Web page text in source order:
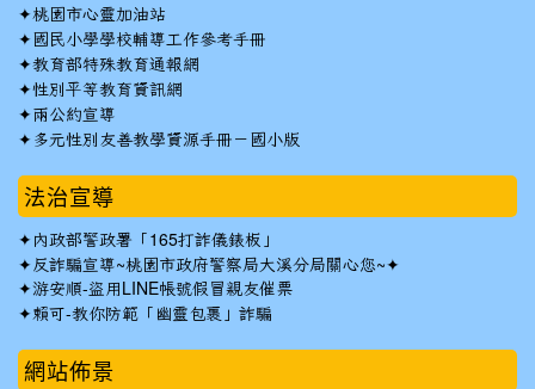
✦桃園市心靈加油站
✦ 國民小學學校輔導工作參考手冊
✦教育部特殊教育通報網
✦性別平等教育資訊網
✦兩公約宣導
✦ 多元性別友善教學資源手冊－國小版
法治宣導
✦ 內政部警政署「165打詐儀錶板」
✦反詐騙宣導~桃園市政府警察局大溪分局關心您~✦
✦游安順-盜用LINE帳號假冒親友催票
✦賴可-教你防範「幽靈包裹」詐騙
網站佈景